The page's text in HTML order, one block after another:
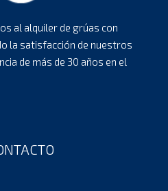
al alquiler de grúas con
la satisfacción de nuestros
de más de 30 años en el